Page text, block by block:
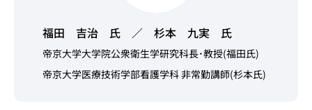
福田 吉治 氏 ／ 杉本 九実 氏
帝京大学大学院公衆衛生学研究科長･教授(福田氏)
帝京大学医療技術学部看護学科 非常勤講師(杉本氏)